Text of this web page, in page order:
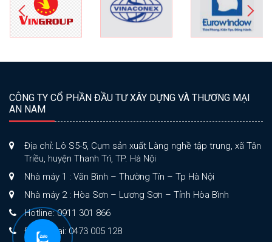
CÔNG TY CỔ PHẦN ĐẦU TƯ XÂY DỰNG VÀ THƯƠNG MẠI
AN NAM
Địa chỉ: Lô S5-5, Cụm sản xuất Làng nghề tập trung, xã Tân
Triều, huyện Thanh Trì, TP. Hà Nội
Nhà máy 1 : Văn Bình – Thường Tín – Tp Hà Nội
Nhà máy 2 : Hòa Sơn – Lương Sơn – Tỉnh Hòa Bình
Hotline: 0911 301 866
Điện thoại: 0473 005 128